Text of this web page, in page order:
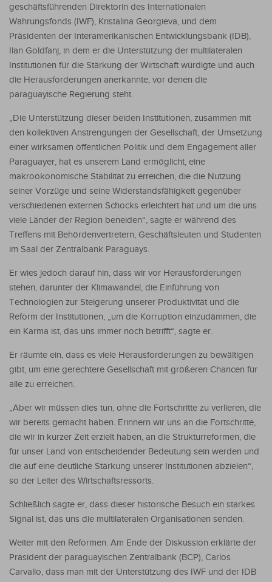
geschäftsführenden Direktorin des Internationalen
Währungsfonds (IWF), Kristalina Georgieva, und dem
Präsidenten der Interamerikanischen Entwicklungsbank (IDB),
Ilan Goldfanj, in dem er die Unterstützung der multilateralen
Institutionen für die Stärkung der Wirtschaft würdigte und auch
die Herausforderungen anerkannte, vor denen die
paraguayische Regierung steht.
„Die Unterstützung dieser beiden Institutionen, zusammen mit
den kollektiven Anstrengungen der Gesellschaft, der Umsetzung
einer wirksamen öffentlichen Politik und dem Engagement aller
Paraguayer, hat es unserem Land ermöglicht, eine
makroökonomische Stabilität zu erreichen, die die Nutzung
seiner Vorzüge und seine Widerstandsfähigkeit gegenüber
verschiedenen externen Schocks erleichtert hat und um die uns
viele Länder der Region beneiden“, sagte er während des
Treffens mit Behördenvertretern, Geschäftsleuten und Studenten
im Saal der Zentralbank Paraguays.
Er wies jedoch darauf hin, dass wir vor Herausforderungen
stehen, darunter der Klimawandel, die Einführung von
Technologien zur Steigerung unserer Produktivität und die
Reform der Institutionen, „um die Korruption einzudämmen, die
ein Karma ist, das uns immer noch betrifft“, sagte er.
Er räumte ein, dass es viele Herausforderungen zu bewältigen
gibt, um eine gerechtere Gesellschaft mit größeren Chancen für
alle zu erreichen.
„Aber wir müssen dies tun, ohne die Fortschritte zu verlieren, die
wir bereits gemacht haben. Erinnern wir uns an die Fortschritte,
die wir in kurzer Zeit erzielt haben, an die Strukturreformen, die
für unser Land von entscheidender Bedeutung sein werden und
die auf eine deutliche Stärkung unserer Institutionen abzielen“,
so der Leiter des Wirtschaftsressorts.
Schließlich sagte er, dass dieser historische Besuch ein starkes
Signal ist, das uns die multilateralen Organisationen senden.
Weiter mit den Reformen. Am Ende der Diskussion erklärte der
Präsident der paraguayischen Zentralbank (BCP), Carlos
Carvallo, dass man mit der Unterstützung des IWF und der IDB